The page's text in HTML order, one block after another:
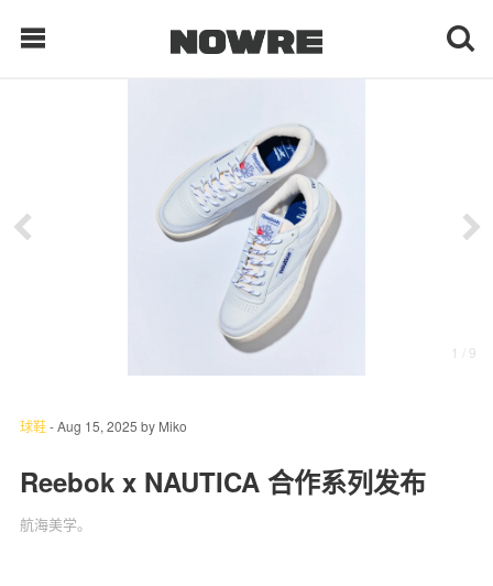
每日鲜榨
现客视点
每日栏目
时 尚
球 鞋
科 技
1 / 9
球鞋-Aug 15, 2025 by Miko
Reebok x NAUTICA 合作系列发布
航海美学。